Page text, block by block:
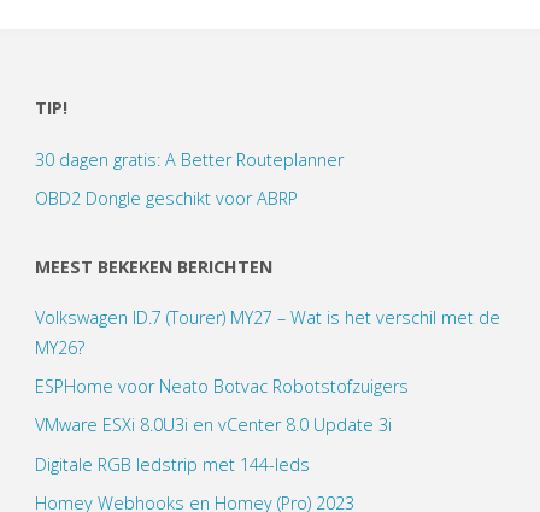
TIP!
30 dagen gratis: A Better Routeplanner
OBD2 Dongle geschikt voor ABRP
MEEST BEKEKEN BERICHTEN
Volkswagen ID.7 (Tourer) MY27 – Wat is het verschil met de
MY26?
ESPHome voor Neato Botvac Robotstofzuigers
VMware ESXi 8.0U3i en vCenter 8.0 Update 3i
Digitale RGB ledstrip met 144-leds
Homey Webhooks en Homey (Pro) 2023